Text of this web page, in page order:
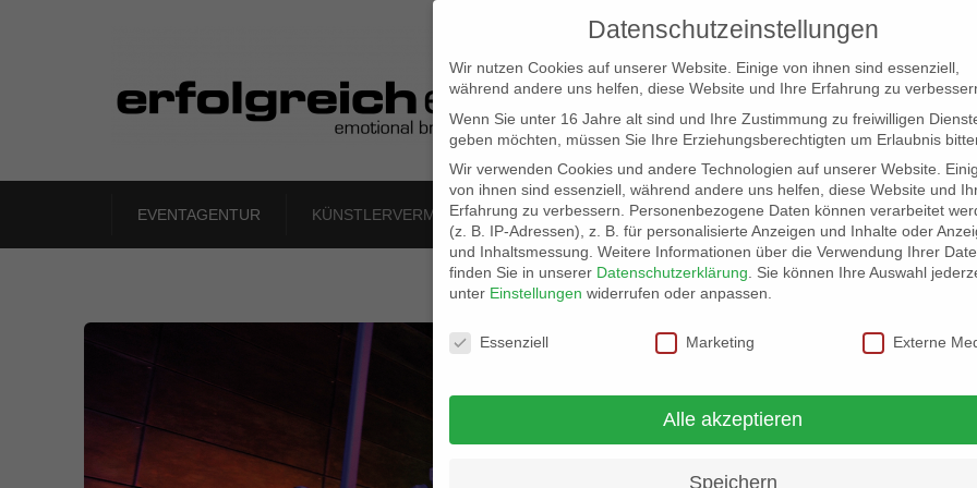
EVENTAGENTUR KÜNSTLERVERMITTLUNG LOCATION SCOUT ELB-LOCATION: PANORAMA
Datenschutzeinstellungen
Wir nutzen Cookies auf unserer Website. Einige von ihnen sind essenziell,
während andere uns helfen, diese Website und Ihre Erfahrung zu
Wenn Sie unter 16 Jahre alt sind und Ihre Zustimmung zu freiwilligen
geben möchten, müssen Sie Ihre Erziehungsberechtigten um Erlaubnis
Wir verwenden Cookies und andere Technologien auf unserer Website.
von ihnen sind essenziell, während andere uns helfen, diese Website und
Erfahrung zu verbessern.
Personenbezogene Daten können verarbeitet
(z. B. IP-Adressen), z. B. für personalisierte Anzeigen und Inhalte oder
und Inhaltsmessung. Weitere Informationen über die Verwendung Ihrer
finden Sie in unserer Datenschutzerklärung
Sie können Ihre Auswahl
unter Einstellungen widerrufen oder anpassen.
Datenschutzeinstellungen
Essenziell Marketing Externe
Alle akzeptieren
Speichern